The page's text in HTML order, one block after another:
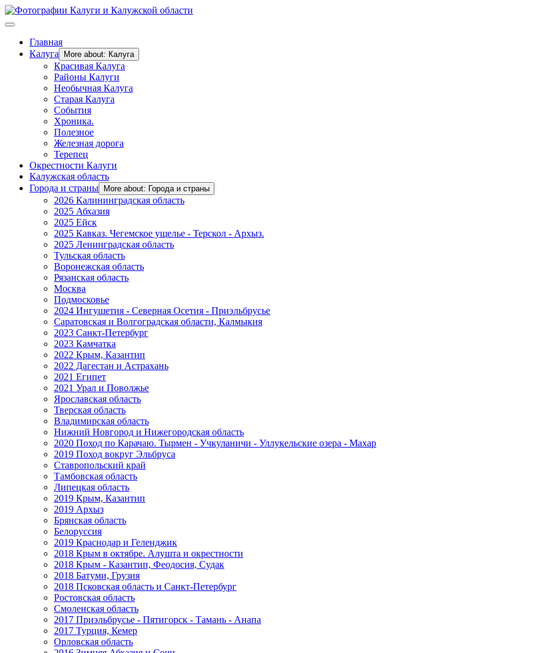
Главная
Калуга
More about: Калуга
Красивая Калуга
Районы Калуги
Необычная Калуга
Старая Калуга
События
Хроника.
Полезное
Железная дорога
Терепец
Окрестности Калуги
Калужская область
Города и страны
More about: Города и страны
2026 Калининградская область
2025 Абхазия
2025 Ейск
2025 Кавказ. Чегемское ущелье - Терскол - Архыз.
2025 Ленинградская область
Тульская область
Воронежская область
Рязанская область
Москва
Подмосковье
2024 Ингушетия - Северная Осетия - Приэльбрусье
Саратовская и Волгоградская области, Калмыкия
2023 Санкт-Петербург
2023 Камчатка
2022 Крым, Казантип
2022 Дагестан и Астрахань
2021 Египет
2021 Урал и Поволжье
Ярославская область
Тверская область
Владимирская область
Нижний Новгород и Нижегородская область
2020 Поход по Карачаю. Тырмен - Учкуланичи - Уллукельские озера - Махар
2019 Поход вокруг Эльбруса
Ставропольский край
Тамбовская область
Липецкая область
2019 Крым, Казантип
2019 Архыз
Брянская область
Белоруссия
2019 Краснодар и Геленджик
2018 Крым в октябре. Алушта и окрестности
2018 Крым - Казантип, Феодосия, Судак
2018 Батуми, Грузия
2018 Псковская область и Санкт-Петербург
Ростовская область
Смоленская область
2017 Приэльбрусье - Пятигорск - Тамань - Анапа
2017 Турция, Кемер
Орловская область